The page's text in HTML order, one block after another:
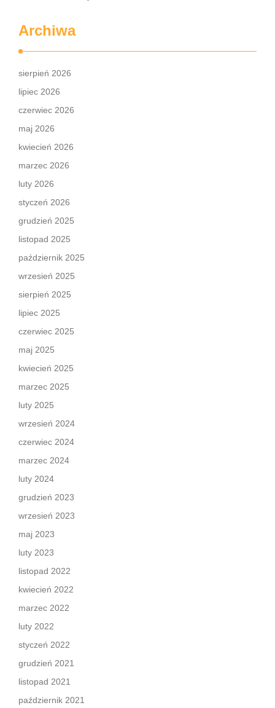
Archiwa
sierpień 2026
lipiec 2026
czerwiec 2026
maj 2026
kwiecień 2026
marzec 2026
luty 2026
styczeń 2026
grudzień 2025
listopad 2025
październik 2025
wrzesień 2025
sierpień 2025
lipiec 2025
czerwiec 2025
maj 2025
kwiecień 2025
marzec 2025
luty 2025
wrzesień 2024
czerwiec 2024
marzec 2024
luty 2024
grudzień 2023
wrzesień 2023
maj 2023
luty 2023
listopad 2022
kwiecień 2022
marzec 2022
luty 2022
styczeń 2022
grudzień 2021
listopad 2021
październik 2021